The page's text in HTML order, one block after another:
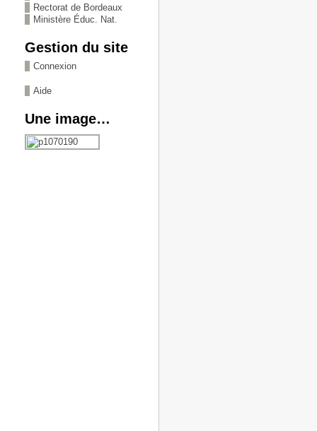
Rectorat de Bordeaux
Ministère Éduc. Nat.
Gestion du site
Connexion
Aide
Une image…